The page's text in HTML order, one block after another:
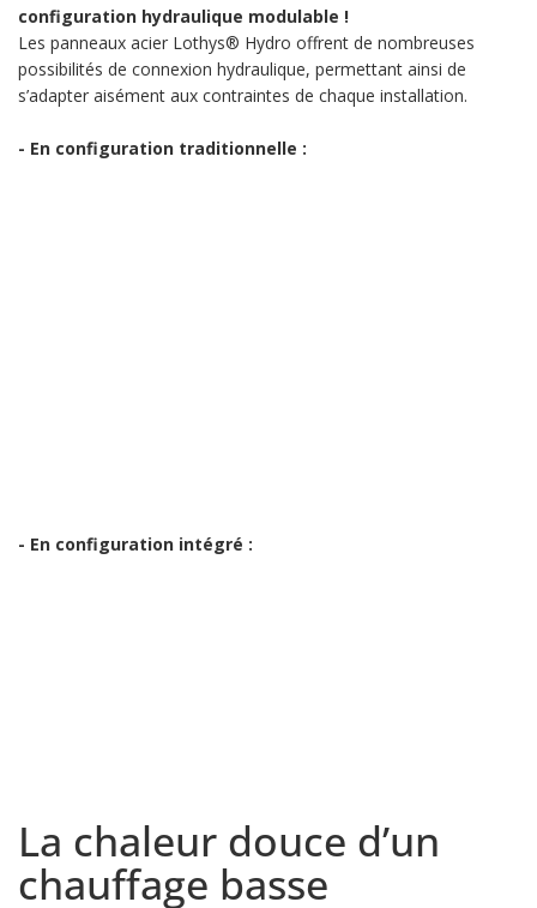
configuration hydraulique modulable !
Les panneaux acier Lothys® Hydro offrent de nombreuses
possibilités de connexion hydraulique, permettant ainsi de
s’adapter aisément aux contraintes de chaque installation.
- En configuration traditionnelle :
- En configuration intégré :
La chaleur douce d’un
chauffage basse